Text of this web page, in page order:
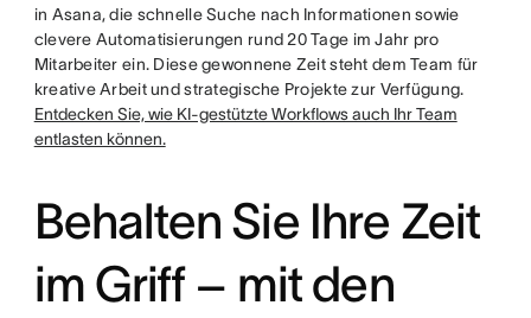
in Asana, die schnelle Suche nach Informationen sowie
clevere Automatisierungen rund 20 Tage im Jahr pro
Mitarbeiter ein. Diese gewonnene Zeit steht dem Team für
kreative Arbeit und strategische Projekte zur Verfügung.
Entdecken Sie, wie KI-gestützte Workflows auch Ihr Team
entlasten können.
Behalten Sie Ihre Zeit
im Griff – mit den